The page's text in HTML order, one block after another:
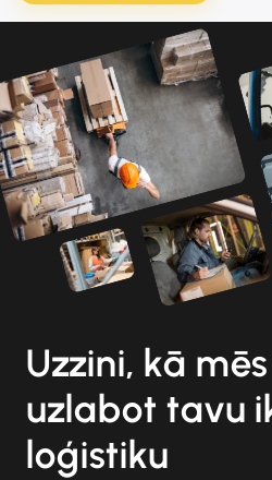
Uzzini, kā
uzlabot tavu
loģistiku